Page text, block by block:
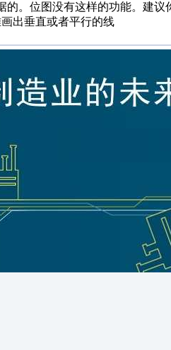
的。位图没有这样的功能。建议
出垂直或者平行的线